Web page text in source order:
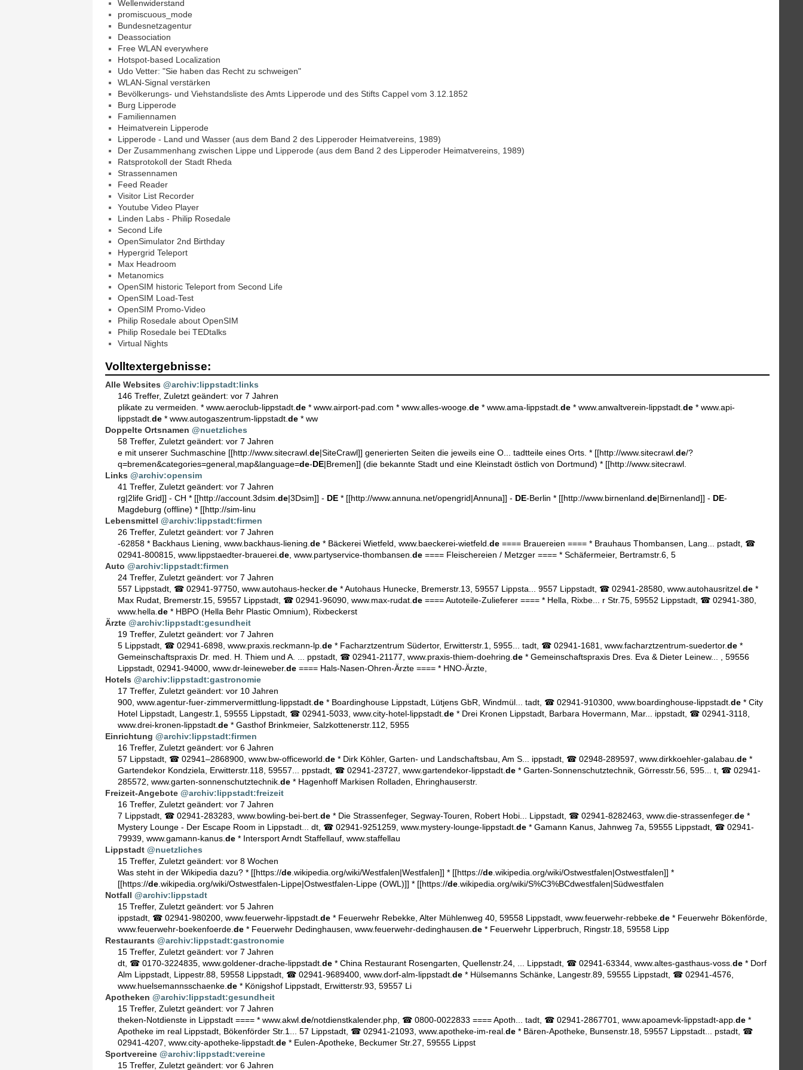
Wellenwiderstand
promiscuous_mode
Bundesnetzagentur
Deassociation
Free WLAN everywhere
Hotspot-based Localization
Udo Vetter: "Sie haben das Recht zu schweigen"
WLAN-Signal verstärken
Bevölkerungs- und Viehstandsliste des Amts Lipperode und des Stifts Cappel vom 3.12.1852
Burg Lipperode
Familiennamen
Heimatverein Lipperode
Lipperode - Land und Wasser (aus dem Band 2 des Lipperoder Heimatvereins, 1989)
Der Zusammenhang zwischen Lippe und Lipperode (aus dem Band 2 des Lipperoder Heimatvereins, 1989)
Ratsprotokoll der Stadt Rheda
Strassennamen
Feed Reader
Visitor List Recorder
Youtube Video Player
Linden Labs - Philip Rosedale
Second Life
OpenSimulator 2nd Birthday
Hypergrid Teleport
Max Headroom
Metanomics
OpenSIM historic Teleport from Second Life
OpenSIM Load-Test
OpenSIM Promo-Video
Philip Rosedale about OpenSIM
Philip Rosedale bei TEDtalks
Virtual Nights
Volltextergebnisse:
Alle Websites @archiv:lippstadt:links
146 Treffer, Zuletzt geändert: vor 7 Jahren
plikate zu vermeiden. * www.aeroclub-lippstadt. de * www.airport-pad.com * www.alles-wooge. de * www.ama-lippstadt. de * www.anwaltverein-lippstadt. de * www.api-
lippstadt. de * www.autogaszentrum-lippstadt. de * ww
Doppelte Ortsnamen @nuetzliches
58 Treffer, Zuletzt geändert: vor 7 Jahren
e mit unserer Suchmaschine [[http://www.sitecrawl. de|SiteCrawl]] generierten Seiten die jeweils eine O... tadtteile eines Orts. * [[http://www.sitecrawl. de/?
q=bremen&categories=general,map&language=de-DE|Bremen]] (die bekannte Stadt und eine Kleinstadt östlich von Dortmund) * [[http://www.sitecrawl.
Links @archiv:opensim
41 Treffer, Zuletzt geändert: vor 7 Jahren
rg|2life Grid]] - CH * [[http://account.3dsim. de|3Dsim]] - DE * [[http://www.annuna.net/opengrid|Annuna]] - DE-Berlin * [[http://www.birnenland. de|Birnenland]] - DE-
Magdeburg (offline) * [[http://sim-linu
Lebensmittel @archiv:lippstadt:firmen
26 Treffer, Zuletzt geändert: vor 7 Jahren
-62858 * Backhaus Liening, www.backhaus-liening. de * Bäckerei Wietfeld, www.baeckerei-wietfeld. de ==== Brauereien ==== * Brauhaus Thombansen, Lang... pstadt, ☎
02941-800815, www.lippstaedter-brauerei. de , www.partyservice-thombansen. de ==== Fleischereien / Metzger ==== * Schäfermeier, Bertramstr.6, 5
Auto @archiv:lippstadt:firmen
24 Treffer, Zuletzt geändert: vor 7 Jahren
557 Lippstadt, ☎ 02941-97750, www.autohaus-hecker.de * Autohaus Hunecke, Bremerstr.13, 59557 Lippsta... 9557 Lippstadt, ☎ 02941-28580, www.autohausritzel. de *
Max Rudat, Bremerstr.15, 59557 Lippstadt, ☎ 02941-96090, www.max-rudat. de ==== Autoteile-Zulieferer ==== * Hella, Rixbe... r Str.75, 59552 Lippstadt, ☎ 02941-380,
www.hella. de * HBPO (Hella Behr Plastic Omnium), Rixbeckerst
Ärzte @archiv:lippstadt:gesundheit
19 Treffer, Zuletzt geändert: vor 7 Jahren
5 Lippstadt, ☎ 02941-6898, www.praxis.reckmann-lp. de * Facharztzentrum Südertor, Erwitterstr.1, 5955... tadt, ☎ 02941-1681, www.facharztzentrum-suedertor.de *
Gemeinschaftspraxis Dr. med. H. Thiem und A. ... ppstadt, ☎ 02941-21177, www.praxis-thiem-doehring. de * Gemeinschaftspraxis Dres. Eva & Dieter Leinew... , 59556
Lippstadt, 02941-94000, www.dr-leineweber.de ==== Hals-Nasen-Ohren-Ärzte ==== * HNO-Ärzte,
Hotels @archiv:lippstadt:gastronomie
17 Treffer, Zuletzt geändert: vor 10 Jahren
900, www.agentur-fuer-zimmervermittlung-lippstadt. de * Boardinghouse Lippstadt, Lütjens GbR, Windmül... tadt, ☎ 02941-910300, www.boardinghouse-lippstadt. de * City
Hotel Lippstadt, Langestr.1, 59555 Lippstadt, ☎ 02941-5033, www.city-hotel-lippstadt. de * Drei Kronen Lippstadt, Barbara Hovermann, Mar... ippstadt, ☎ 02941-3118,
www.drei-kronen-lippstadt. de * Gasthof Brinkmeier, Salzkottenerstr.112, 5955
Einrichtung @archiv:lippstadt:firmen
16 Treffer, Zuletzt geändert: vor 6 Jahren
57 Lippstadt, ☎ 02941–2868900, www.bw-officeworld. de * Dirk Köhler, Garten- und Landschaftsbau, Am S... ippstadt, ☎ 02948-289597, www.dirkkoehler-galabau. de *
Gartendekor Kondziela, Erwitterstr.118, 59557... ppstadt, ☎ 02941-23727, www.gartendekor-lippstadt. de * Garten-Sonnenschutztechnik, Görresstr.56, 595... t, ☎ 02941-
285572, www.garten-sonnenschutztechnik. de * Hagenhoff Markisen Rolladen, Ehringhauserstr.
Freizeit-Angebote @archiv:lippstadt:freizeit
16 Treffer, Zuletzt geändert: vor 7 Jahren
7 Lippstadt, ☎ 02941-283283, www.bowling-bei-bert. de * Die Strassenfeger, Segway-Touren, Robert Hobi... Lippstadt, ☎ 02941-8282463, www.die-strassenfeger.de *
Mystery Lounge - Der Escape Room in Lippstadt... dt, ☎ 02941-9251259, www.mystery-lounge-lippstadt. de * Gamann Kanus, Jahnweg 7a, 59555 Lippstadt, ☎ 02941-
79939, www.gamann-kanus. de ‎ * Intersport Arndt Staffellauf, www.staffellau
Lippstadt @nuetzliches
15 Treffer, Zuletzt geändert: vor 8 Wochen
Was steht in der Wikipedia dazu? * [[https://de .wikipedia.org/wiki/Westfalen|Westfalen]] * [[https://de .wikipedia.org/wiki/Ostwestfalen|Ostwestfalen]] *
[[https://de .wikipedia.org/wiki/Ostwestfalen-Lippe|Ostwestfalen-Lippe (OWL)]] * [[https://de .wikipedia.org/wiki/S%C3%BCdwestfalen|Südwestfalen
Notfall @archiv:lippstadt
15 Treffer, Zuletzt geändert: vor 5 Jahren
ippstadt, ☎ 02941-980200, www.feuerwehr-lippstadt. de * Feuerwehr Rebekke, Alter Mühlenweg 40, 59558 Lippstadt, www.feuerwehr-rebbeke. de * Feuerwehr Bökenförde,
www.feuerwehr-boekenfoerde. de * Feuerwehr Dedinghausen, www.feuerwehr-dedinghausen. de * Feuerwehr Lipperbruch, Ringstr.18, 59558 Lipp
Restaurants @archiv:lippstadt:gastronomie
15 Treffer, Zuletzt geändert: vor 7 Jahren
dt, ☎ 0170-3224835, www.goldener-drache-lippstadt. de * China Restaurant Rosengarten, Quellenstr.24, ... Lippstadt, ☎ 02941-63344, www.altes-gasthaus-voss. de * Dorf
Alm Lippstadt, Lippestr.88, 59558 Lippstadt, ☎ 02941-9689400, www.dorf-alm-lippstadt. de * Hülsemanns Schänke, Langestr.89, 59555 Lippstadt, ☎ 02941-4576,
www.huelsemannsschaenke. de * Königshof Lippstadt, Erwitterstr.93, 59557 Li
Apotheken @archiv:lippstadt:gesundheit
15 Treffer, Zuletzt geändert: vor 7 Jahren
theken-Notdienste in Lippstadt ==== * www.akwl. de/notdienstkalender.php, ☎ 0800-0022833 ==== Apoth... tadt, ☎ 02941-2867701, www.apoamevk-lippstadt-app. de *
Apotheke im real Lippstadt, Bökenförder Str.1... 57 Lippstadt, ☎ 02941-21093, www.apotheke-im-real. de * Bären-Apotheke, Bunsenstr.18, 59557 Lippstadt... pstadt, ☎
02941-4207, www.city-apotheke-lippstadt. de * Eulen-Apotheke, Beckumer Str.27, 59555 Lippst
Sportvereine @archiv:lippstadt:vereine
15 Treffer, Zuletzt geändert: vor 6 Jahren